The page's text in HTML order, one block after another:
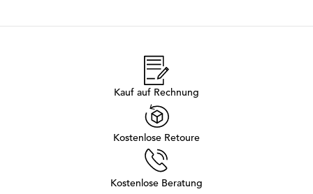
Kauf auf Rechnung
Kostenlose Retoure
Kostenlose Beratung